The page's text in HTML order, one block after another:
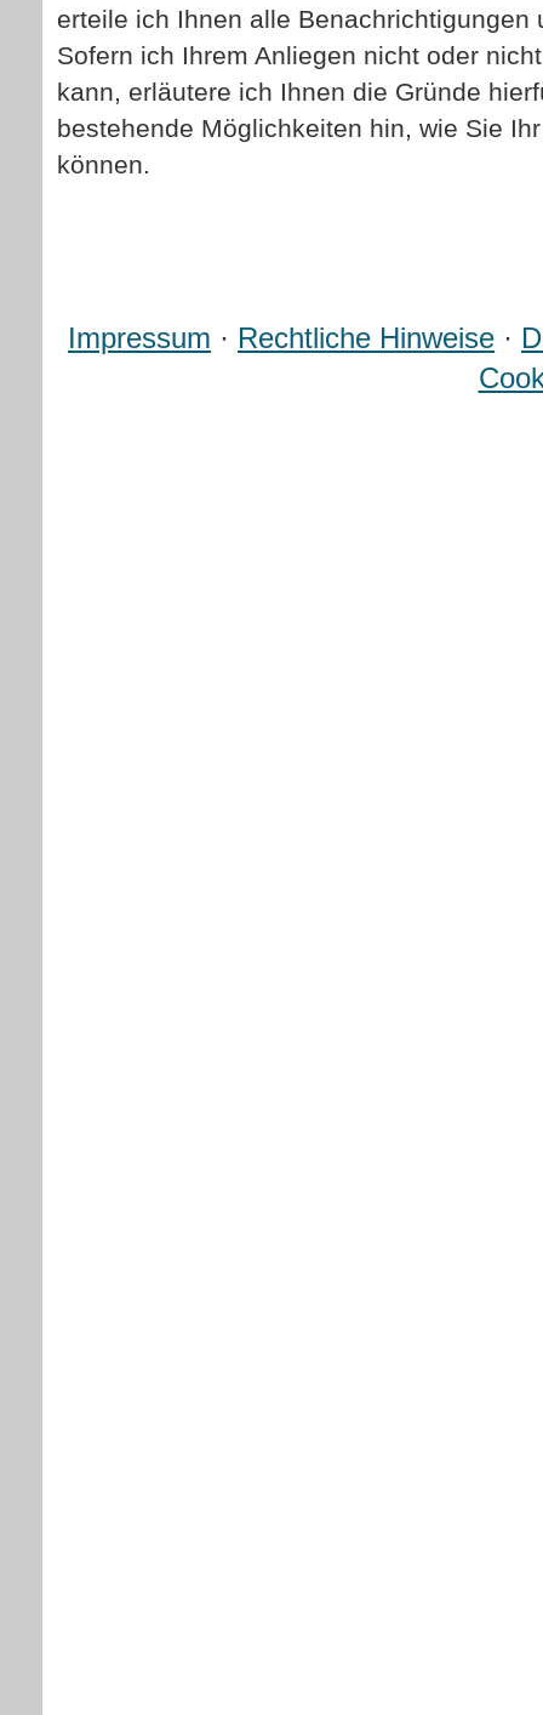
erteile ich Ihnen alle
Sofern ich Ihrem Anliegen nicht oder
kann, erläutere ich Ihnen die Gründe
bestehende Möglichkeiten hin, wie Sie
können.
Impressum · Rechtliche Hinweise ·